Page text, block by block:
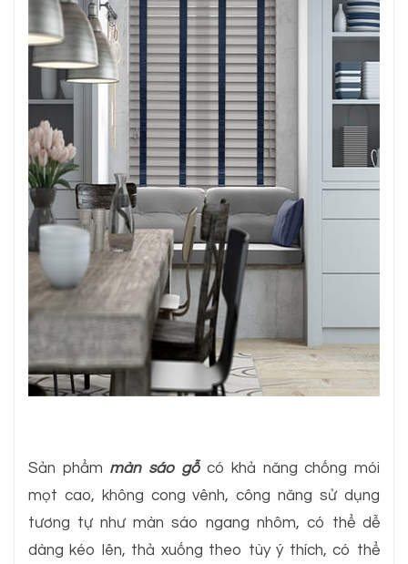
Sản phẩm màn sáo gỗcó khả năng chống mói
mọt cao, không cong vênh, công năng sử dụng
tương tự như màn sáo ngang nhôm, có thể dễ
dàng kéo lên, thả xuống theo tùy ý thích, có thể